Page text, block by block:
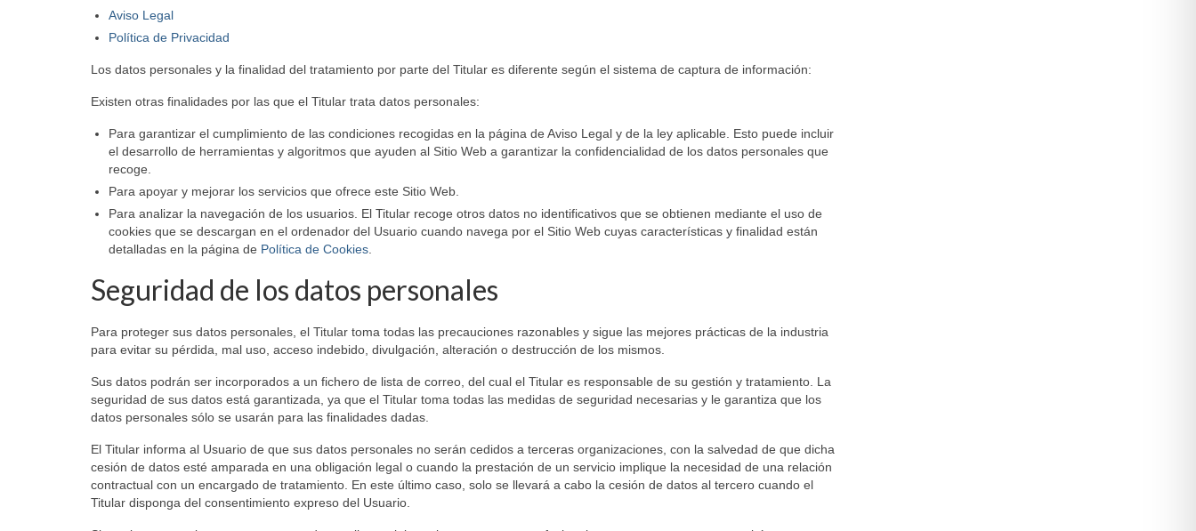
Aviso Legal
Política de Privacidad
Los datos personales y la finalidad del tratamiento por parte del Titular es diferente según el sistema de captura de información:
Existen otras finalidades por las que el Titular trata datos personales:
Para garantizar el cumplimiento de las condiciones recogidas en la página de Aviso Legal y de la ley aplicable. Esto puede incluir
el desarrollo de herramientas y algoritmos que ayuden al Sitio Web a garantizar la confidencialidad de los datos personales que
recoge.
Para apoyar y mejorar los servicios que ofrece este Sitio Web.
Para analizar la navegación de los usuarios. El Titular recoge otros datos no identificativos que se obtienen mediante el uso de
cookies que se descargan en el ordenador del Usuario cuando navega por el Sitio Web cuyas características y finalidad están
detalladas en la página de Política de Cookies
Seguridad de los datos personales
Para proteger sus datos personales, el Titular toma todas las precauciones razonables y sigue las mejores prácticas de la industria
para evitar su pérdida, mal uso, acceso indebido, divulgación, alteración o destrucción de los mismos.
Sus datos podrán ser incorporados a un fichero de lista de correo, del cual el Titular es responsable de su gestión y tratamiento. La
seguridad de sus datos está garantizada, ya que el Titular toma todas las medidas de seguridad necesarias y le garantiza que los
datos personales sólo se usarán para las finalidades dadas.
El Titular informa al Usuario de que sus datos personales no serán cedidos a terceras organizaciones, con la salvedad de que dicha
cesión de datos esté amparada en una obligación legal o cuando la prestación de un servicio implique la necesidad de una relación
contractual con un encargado de tratamiento. En este último caso, solo se llevará a cabo la cesión de datos al tercero cuando el
Titular disponga del consentimiento expreso del Usuario.